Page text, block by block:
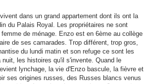
dans un grand appartement dont ils ont la
du Palais Royal. Les propriétaires ne sont
de ménage. Enzo est en 6ème au collège
de ses camarades. Trop différent, trop gros,
du lundi matin et son refuge ce sont les
nuit, les histoires qu'il s'invente. Quand le
lynchage, la vie d'Enzo bascule, la fièvre et
ses origines russes, des Russes blancs venus